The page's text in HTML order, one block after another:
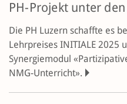
PH-Projekt unter den
Die PH Luzern schaffte es
Lehrpreises INITIALE 2025
Synergiemodul
NMG-Unterricht».